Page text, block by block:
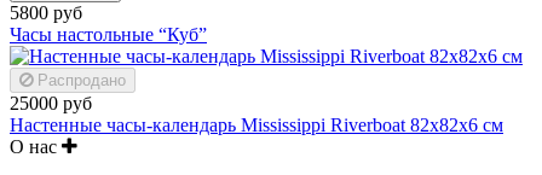
5800 руб
Часы настольные “Куб”
Распродано
25000 руб
Настенные часы-календарь Mississippi Riverboat 82х82х6 см
О нас